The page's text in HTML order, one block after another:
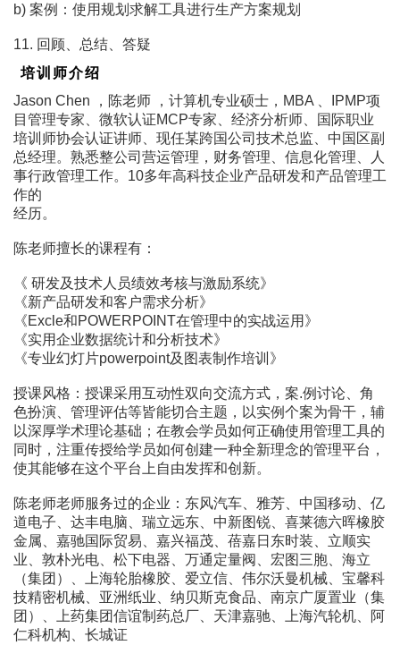
b) 案例：使用规划求解工具进行生产方案规划
11. 回顾、总结、答疑
培训师介绍
Jason Chen ，陈老师 ，计算机专业硕士，MBA 、IPMP项
目管理专家、微软认证MCP专家、经济分析师、国际职业
培训师协会认证讲师、现任某跨国公司技术总监、中国区副
总经理。熟悉整公司营运管理，财务管理、信息化管理、人
事行政管理工作。10多年高科技企业产品研发和产品管理工
作的
经历。
陈老师擅长的课程有：
《 研发及技术人员绩效考核与激励系统》
《新产品研发和客户需求分析》
《Excle和POWERPOINT在管理中的实战运用》
《实用企业数据统计和分析技术》
《专业幻灯片powerpoint及图表制作培训》
授课风格：授课采用互动性双向交流方式，案.例讨论、角
色扮演、管理评估等皆能切合主题，以实例个案为骨干，辅
以深厚学术理论基础；在教会学员如何正确使用管理工具的
同时，注重传授给学员如何创建一种全新理念的管理平台，
使其能够在这个平台上自由发挥和创新。
陈老师老师服务过的企业：东风汽车、雅芳、中国移动、亿
道电子、达丰电脑、瑞立远东、中新图锐、喜莱德六晖橡胶
金属、嘉驰国际贸易、嘉兴福茂、蓓嘉日东时装、立顺实
业、敦朴光电、松下电器、万通定量阀、宏图三胞、海立
（集团）、上海轮胎橡胶、爱立信、伟尔沃曼机械、宝馨科
技精密机械、亚洲纸业、纳贝斯克食品、南京广厦置业（集
团）、上药集团信谊制药总厂、天津嘉驰、上海汽轮机、阿
仁科机构、长城证